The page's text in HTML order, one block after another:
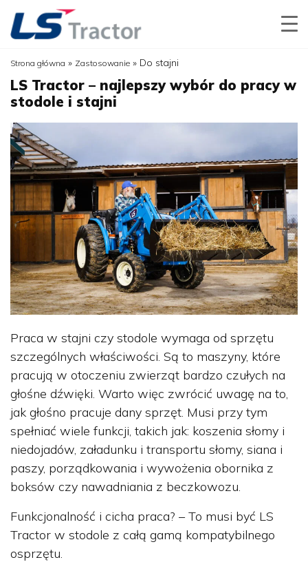
Strona główna » Zastosowanie » Do stajni
LS Tractor – najlepszy wybór do pracy w
stodole i stajni
Praca w stajni czy stodole wymaga od sprzętu
szczególnych właściwości. Są to maszyny, które
pracują w otoczeniu zwierząt bardzo czułych na
głośne dźwięki. Warto więc zwrócić uwagę na to,
jak głośno pracuje dany sprzęt. Musi przy tym
spełniać wiele funkcji, takich jak: koszenia słomy i
niedojadów, załadunku i transportu słomy, siana i
paszy, porządkowania i wywożenia obornika z
boksów czy nawadniania z beczkowozu.
Funkcjonalność i cicha praca? – To musi być LS
Tractor w stodole z całą gamą kompatybilnego
osprzętu.